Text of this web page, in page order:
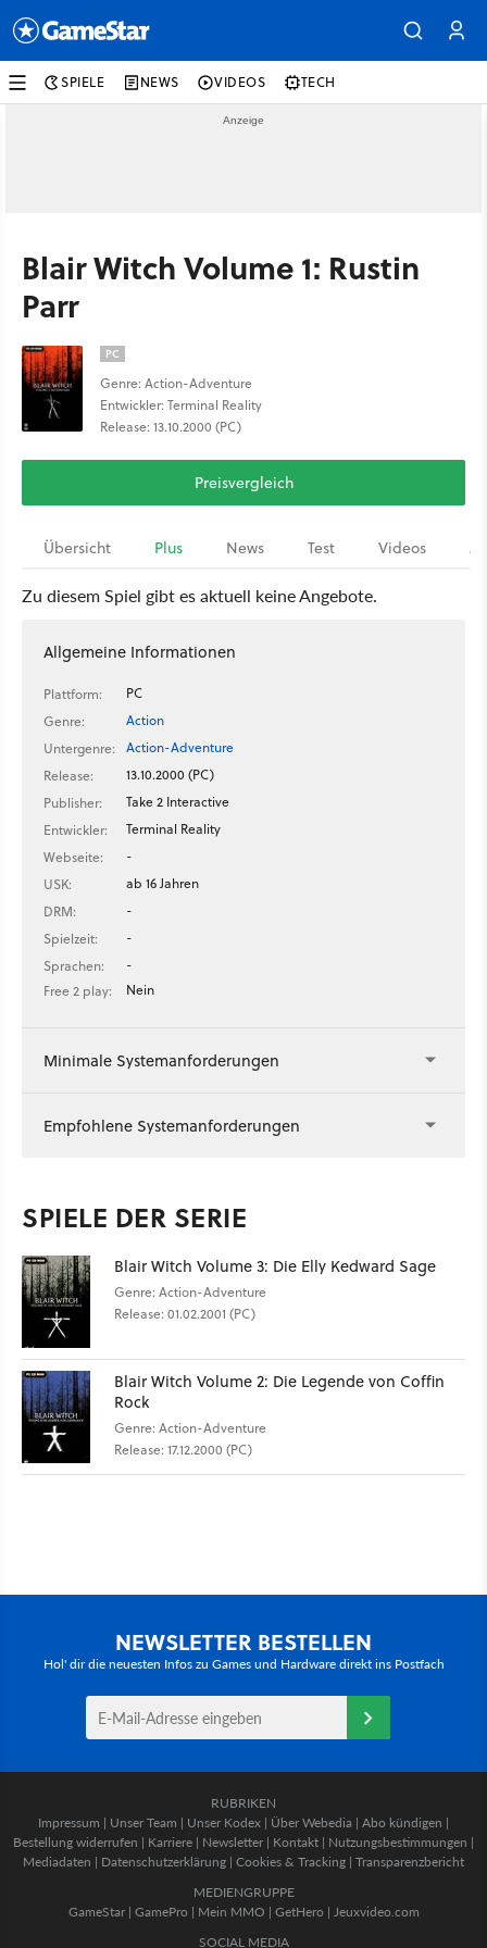
SPIELE NEWS VIDEOS TECH
Blair Witch Volume 1: Rustin
Parr
PC
Genre: Action-Adventure
Entwickler: Terminal Reality
Release: 13.10.2000 (PC)
Preisvergleich
Übersicht Plus News Test Videos
Zu diesem Spiel gibt es aktuell keine Angebote.
Allgemeine Informationen
Plattform:
PC
Genre:
Action
Untergenre:
Action-Adventure
Release:
13.10.2000 (PC)
Publisher:
Take 2 Interactive
Entwickler:
Terminal Reality
Webseite:
-
USK:
ab 16 Jahren
DRM:
-
Spielzeit:
-
Sprachen:
-
Free 2 play:
Nein
Minimale Systemanforderungen
Empfohlene Systemanforderungen
SPIELE DER SERIE
Blair Witch Volume 3: Die Elly Kedward Sage
Genre: Action-Adventure
Release: 01.02.2001 (PC)
Blair Witch Volume 2: Die Legende von Coffin
Rock
Genre: Action-Adventure
Release: 17.12.2000 (PC)
NEWSLETTER BESTELLEN
Hol' dir die neuesten Infos zu Games und Hardware direkt ins Postfach
RUBRIKEN
Impressum | Unser Team | Unser Kodex | Über Webedia | Abo kündigen |
Bestellung widerrufen | Karriere | Newsletter | Kontakt | Nutzungsbestimmungen |
Mediadaten | Datenschutzerklärung | Cookies & Tracking | Transparenzbericht
MEDIENGRUPPE
GameStar| GamePro | Mein MMO | GetHero | Jeuxvideo.com
SOCIAL MEDIA